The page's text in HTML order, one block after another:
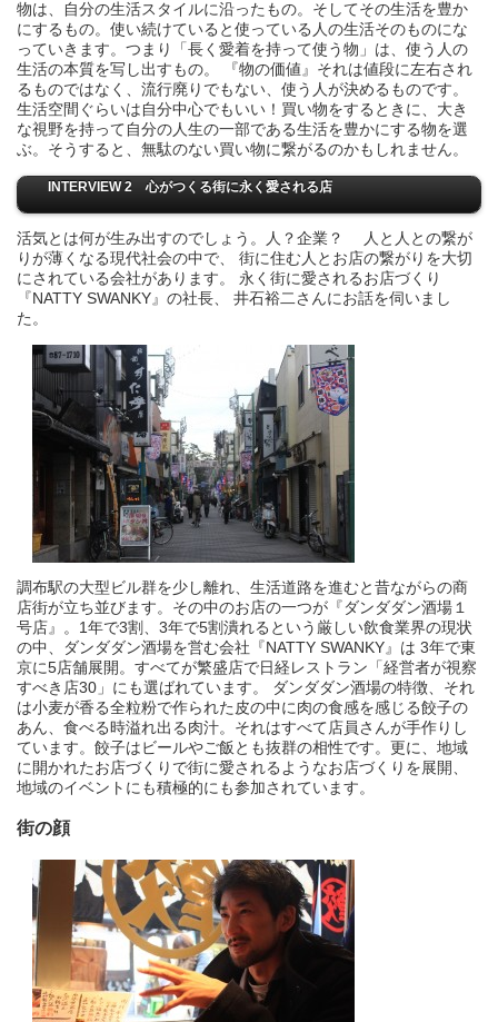
物は、自分の生活スタイルに沿ったもの。そしてその生活を豊か
にするもの。使い続けていると使っている人の生活そのものにな
っていきます。つまり「長く愛着を持って使う物」は、使う人の
生活の本質を写し出すもの。 『物の価値』それは値段に左右され
るものではなく、流行廃りでもない、使う人が決めるものです。
生活空間ぐらいは自分中心でもいい！買い物をするときに、大き
な視野を持って自分の人生の一部である生活を豊かにする物を選
ぶ。そうすると、無駄のない買い物に繋がるのかもしれません。
INTERVIEW 2 心がつくる街に永く愛される店
活気とは何が生み出すのでしょう。人？企業？ 人と人との繋が
りが薄くなる現代社会の中で、 街に住む人とお店の繋がりを大切
にされている会社があります。 永く街に愛されるお店づくり
『NATTY SWANKY』の社長、 井石裕二さんにお話を伺いまし
た。
調布駅の大型ビル群を少し離れ、生活道路を進むと昔ながらの商
店街が立ち並びます。その中のお店の一つが『ダンダダン酒場１
号店』。1年で3割、3年で5割潰れるという厳しい飲食業界の現状
の中、ダンダダン酒場を営む会社『NATTY SWANKY』は 3年で東
京に5店舗展開。すべてが繁盛店で日経レストラン「経営者が視察
すべき店30」にも選ばれています。 ダンダダン酒場の特徴、それ
は小麦が香る全粒粉で作られた皮の中に肉の食感を感じる餃子の
あん、食べる時溢れ出る肉汁。それはすべて店員さんが手作りし
ています。餃子はビールやご飯とも抜群の相性です。更に、地域
に開かれたお店づくりで街に愛されるようなお店づくりを展開、
地域のイベントにも積極的にも参加されています。
街の顔